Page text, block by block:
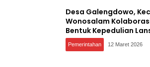
Desa Galengdowo,
Wonosalam
Bentuk Kepedulian
Disabilitas
Pemerintahan 12 Maret 2026